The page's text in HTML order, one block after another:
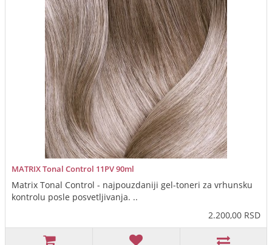
MATRIX Tonal Control 11PV 90ml
Matrix Tonal Control - najpouzdaniji gel-toneri za vrhunsku
kontrolu posle posvetljivanja. ..
2.200,00 RSD